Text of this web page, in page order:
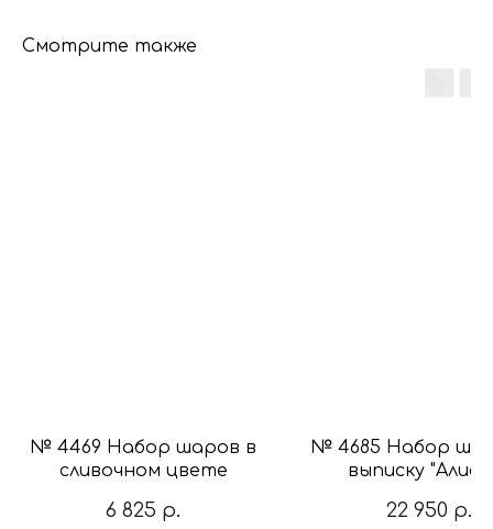
Смотрите также
№ 4469 Набор шаров в
сливочном цвете
6 825 р.
№ 4685 Набор
выписку
коляска и мишка
22 950 р.